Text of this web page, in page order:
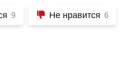
9 Не нравится 6